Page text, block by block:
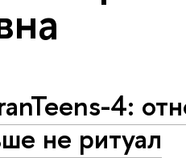
4:
не ритуал